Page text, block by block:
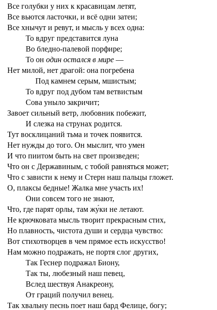
Все голубки у них к красавицам летят,
Все вьются ласточки, и всё одни затеи;
Все хнычут и ревут, и мысль у всех одна:
То вдруг представится луна
Во бледно-палевой порфире;
То онодин остался в мире—
Нет милой, нет драгой: она погребена
Под камнем серым, мшистым;
То вдруг под дубом там ветвистым
Сова уныло закричит;
Завоет сильный ветр, любовник побежит,
И слезка на струнах родится.
Тут восклицаний тьма и точек появится.
Нет нужды до того. Он мыслит, что умен
И что пиитом быть на свет произведен;
Что он с Державиным, с тобой равняться может;
Что с зависти к нему и Стерн наш пальцы гложет.
О, плаксы бедные! Жалка мне участь их!
Они совсем того не знают,
Что, где парят орлы, там жу́ки не летают.
Не крючковата мысль творит прекрасным стих,
Но плавность, чистота души и сердца чувство:
Вот стихотворцев в чем прямое есть искусство!
Нам можно подражать, не портя слог других,
Так Геснер подражал Биону,
Так ты, любезный наш певец,
Вслед шествуя Анакреону,
От граций получил венец.
Так хвальну песнь поет наш бард Фелице, богу;